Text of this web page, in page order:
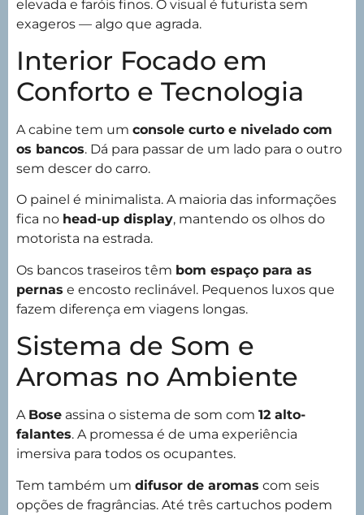
elevada e faróis finos. O visual é futurista sem
exageros — algo que agrada.
Interior Focado em
Conforto e Tecnologia
A cabine tem um console curto e nivelado com
os bancos. Dá para passar de um lado para o outro
sem descer do carro.
O painel é minimalista. A maioria das informações
fica no head-up display, mantendo os olhos do
motorista na estrada.
Os bancos traseiros têm bom espaço para as
pernas e encosto reclinável. Pequenos luxos que
fazem diferença em viagens longas.
Sistema de Som e
Aromas no Ambiente
A Bose assina o sistema de som com 12 alto-
falantes. A promessa é de uma experiência
imersiva para todos os ocupantes.
Tem também um difusor de aromas com seis
opções de fragrâncias. Até três cartuchos podem